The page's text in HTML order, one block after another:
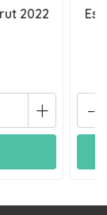
2022
+ -